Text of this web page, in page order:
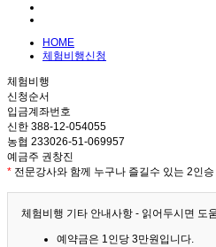
HOME
체험비행신청
체험비행
신청순서
입금계좌번호
신한 388-12-054055
농협 233026-51-069957
예금주 권창진
* 전문강사와 함께 누구나 즐길수 있는 2인
체험비행 기타 안내사항 - 읽어두시면 도
예약금은 1인당 3만원입니다.